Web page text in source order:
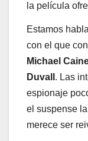
la película
Estamos
con el que
Michael
Duvall . Las
espionaje
el suspense
merece ser